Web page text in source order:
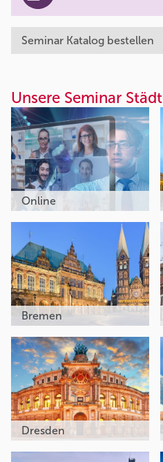
Seminar Katalog bestellen
Unsere Seminar
Online
Bremen
Dresden